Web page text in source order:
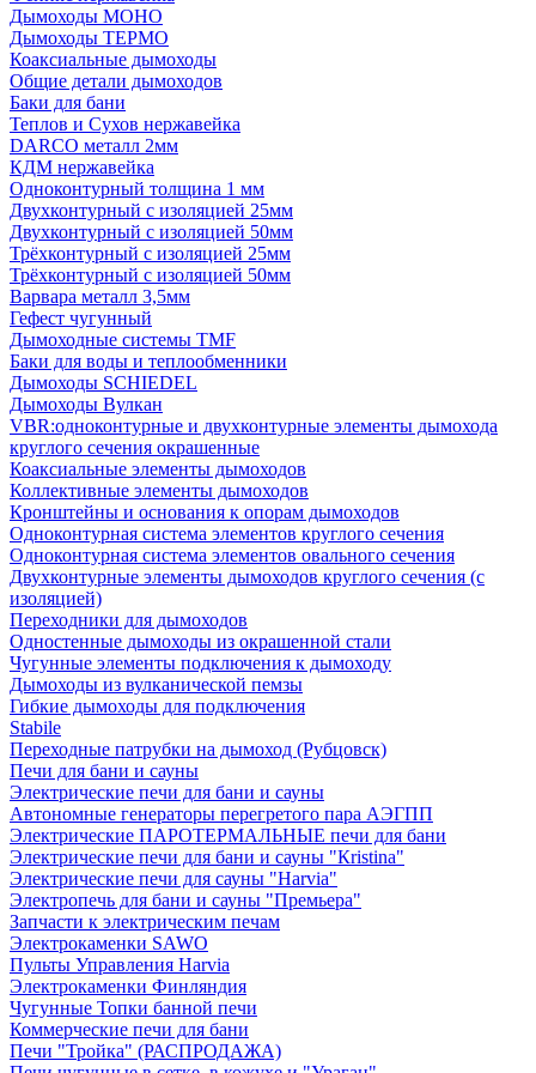
Дымоходы МОНО
Дымоходы ТЕРМО
Коаксиальные дымоходы
Общие детали дымоходов
Баки для бани
Теплов и Сухов нержавейка
DARCO металл 2мм
КДМ нержавейка
Одноконтурный толщина 1 мм
Двухконтурный с изоляцией 25мм
Двухконтурный с изоляцией 50мм
Трёхконтурный с изоляцией 25мм
Трёхконтурный с изоляцией 50мм
Варвара металл 3,5мм
Гефест чугунный
Дымоходные системы TMF
Баки для воды и теплообменники
Дымоходы SCHIEDEL
Дымоходы Вулкан
VBR:одноконтурные и двухконтурные элементы дымохода
круглого сечения окрашенные
Коаксиальные элементы дымоходов
Коллективные элементы дымоходов
Кронштейны и основания к опорам дымоходов
Одноконтурная система элементов круглого сечения
Одноконтурная система элементов овального сечения
Двухконтурные элементы дымоходов круглого сечения (с
изоляцией)
Переходники для дымоходов
Одностенные дымоходы из окрашенной стали
Чугунные элементы подключения к дымоходу
Дымоходы из вулканической пемзы
Гибкие дымоходы для подключения
Stabile
Переходные патрубки на дымоход (Рубцовск)
Печи для бани и сауны
Электрические печи для бани и сауны
Автономные генераторы перегретого пара АЭГПП
Электрические ПАРОТЕРМАЛЬНЫЕ печи для бани
Электрические печи для бани и сауны "Кristina"
Электрические печи для сауны "Harvia"
Электропечь для бани и сауны "Премьера"
Запчасти к электрическим печам
Электрокаменки SAWO
Пульты Управления Harvia
Электрокаменки Финляндия
Чугунные Топки банной печи
Коммерческие печи для бани
Печи "Тройка" (РАСПРОДАЖА)